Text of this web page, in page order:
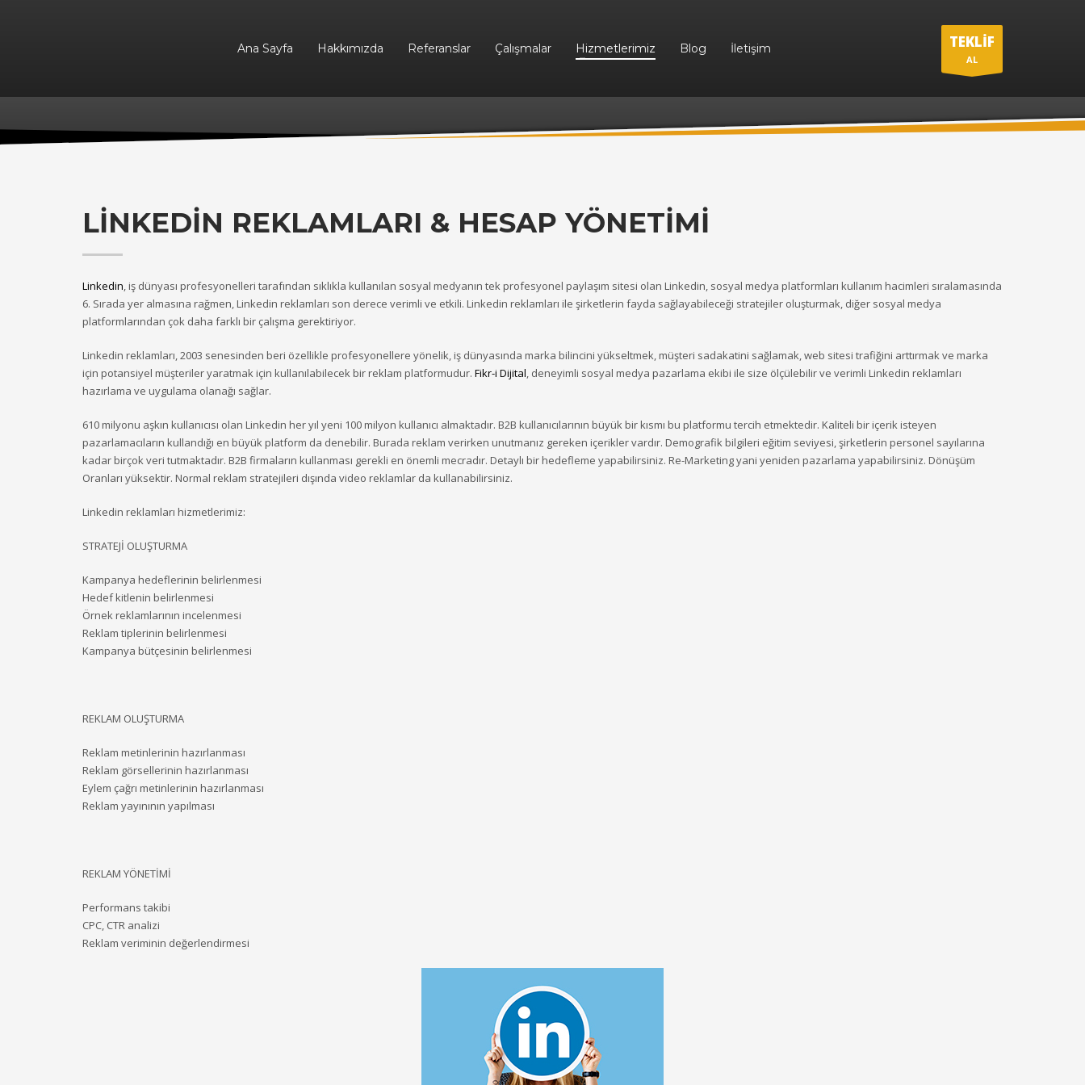
Ana Sayfa Hakkımızda Referanslar Çalışmalar Hizmetlerimiz Blog İletişim TEKLİF
AL
LİNKEDİN REKLAMLARI & HESAP YÖNETİMİ
Linkedin, iş dünyası profesyonelleri tarafından sıklıkla kullanılan sosyal medyanın tek profesyonel paylaşım sitesi olan Linkedin, sosyal medya platformları kullanım hacimleri sıralamasında
6. Sırada yer almasına rağmen, Linkedin reklamları son derece verimli ve etkili. Linkedin reklamları ile şirketlerin fayda sağlayabileceği stratejiler oluşturmak, diğer sosyal medya
platformlarından çok daha farklı bir çalışma gerektiriyor.
Linkedin reklamları, 2003 senesinden beri özellikle profesyonellere yönelik, iş dünyasında marka bilincini yükseltmek, müşteri sadakatini sağlamak, web sitesi trafiğini arttırmak ve marka
için potansiyel müşteriler yaratmak için kullanılabilecek bir reklam platformudur. Fikr-i Dijital, deneyimli sosyal medya pazarlama ekibi ile size ölçülebilir ve verimli Linkedin reklamları
hazırlama ve uygulama olanağı sağlar.
610 milyonu aşkın kullanıcısı olan Linkedin her yıl yeni 100 milyon kullanıcı almaktadır. B2B kullanıcılarının büyük bir kısmı bu platformu tercih etmektedir. Kaliteli bir içerik isteyen
pazarlamacıların kullandığı en büyük platform da denebilir. Burada reklam verirken unutmanız gereken içerikler vardır. Demografik bilgileri eğitim seviyesi, şirketlerin personel sayılarına
kadar birçok veri tutmaktadır. B2B firmaların kullanması gerekli en önemli mecradır. Detaylı bir hedefleme yapabilirsiniz. Re-Marketing yani yeniden pazarlama yapabilirsiniz. Dönüşüm
Oranları yüksektir. Normal reklam stratejileri dışında video reklamlar da kullanabilirsiniz.
Linkedin reklamları hizmetlerimiz:
STRATEJİ OLUŞTURMA
Kampanya hedeflerinin belirlenmesi
Hedef kitlenin belirlenmesi
Örnek reklamlarının incelenmesi
Reklam tiplerinin belirlenmesi
Kampanya bütçesinin belirlenmesi
REKLAM OLUŞTURMA
Reklam metinlerinin hazırlanması
Reklam görsellerinin hazırlanması
Eylem çağrı metinlerinin hazırlanması
Reklam yayınının yapılması
REKLAM YÖNETİMİ
Performans takibi
CPC, CTR analizi
Reklam veriminin değerlendirmesi